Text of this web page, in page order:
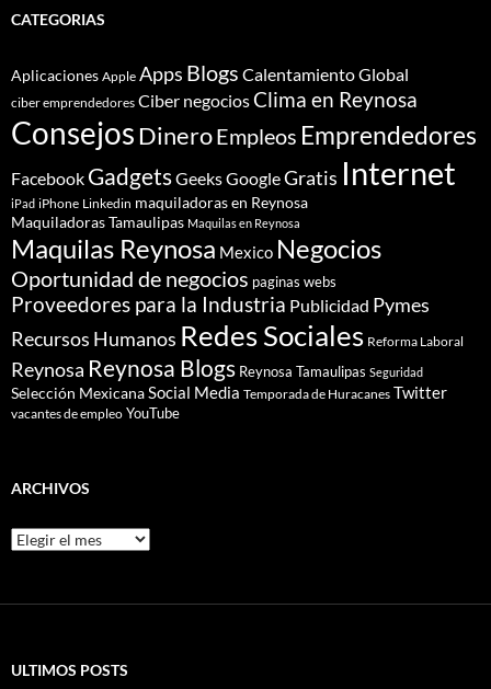
CATEGORIAS
Aplicaciones Apple Apps Blogs Calentamiento Global
ciber emprendedores Ciber negociosClima en Reynosa
ConsejosDineroEmpleos Emprendedores
Facebook GadgetsGeeksGoogleGratis Internet
iPad iPhone Linkedin maquiladoras en Reynosa
Maquiladoras Tamaulipas Maquilas en Reynosa
Maquilas Reynosa Mexico Negocios
Oportunidad de negocios paginas webs
Proveedores para la Industria Publicidad Pymes
Recursos Humanos Redes Sociales Reforma Laboral
Reynosa Reynosa Blogs Reynosa Tamaulipas Seguridad
Selección MexicanaSocial Media Temporada de Huracanes Twitter
vacantes de empleo YouTube
ARCHIVOS
Archivos
ULTIMOS POSTS